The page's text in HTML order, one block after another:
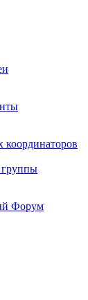
координаторов
группы
Форум